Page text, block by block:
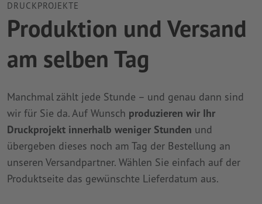
DRUCKPROJEKTE
Produktion und Versand
am selben Tag
Manchmal zählt jede Stunde – und genau dann sind
wir für Sie da. Auf Wunsch produzieren wir Ihr
Druckprojekt innerhalb weniger Stunden und
übergeben dieses noch am Tag der Bestellung an
unseren Versandpartner. Wählen Sie einfach auf der
Produktseite das gewünschte Lieferdatum aus.